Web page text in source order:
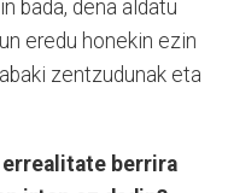
bada, dena aldatu
eredu honekin ezin
zentzudunak eta
errealitate berrira